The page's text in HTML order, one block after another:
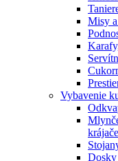
Misy
Vybavenie
krájače
Dosky